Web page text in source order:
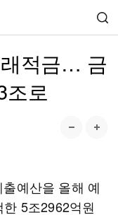
래적금… 금
조로
예산을 올해 예
5조2962억원